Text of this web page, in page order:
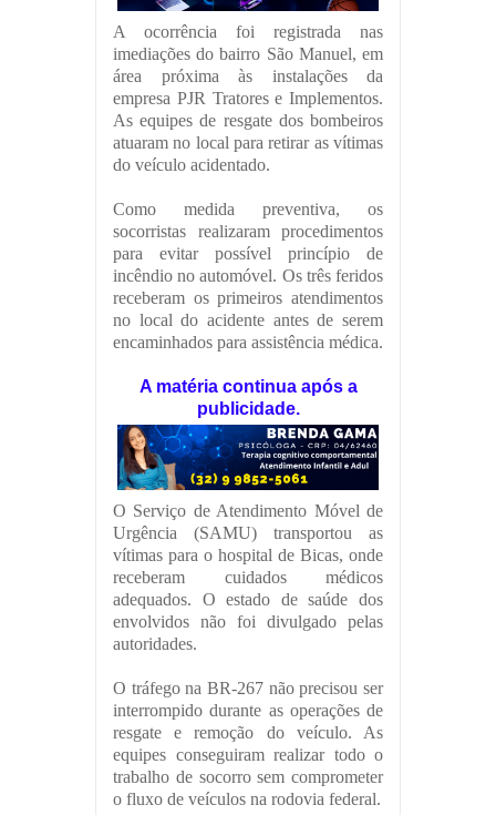
A ocorrência foi registrada nas
imediações do bairro São Manuel, em
área próxima às instalações da
empresa PJR Tratores e Implementos.
As equipes de resgate dos bombeiros
atuaram no local para retirar as vítimas
do veículo acidentado.
Como medida preventiva, os
socorristas realizaram procedimentos
para evitar possível princípio de
incêndio no automóvel. Os três feridos
receberam os primeiros atendimentos
no local do acidente antes de serem
encaminhados para assistência médica.
A matéria continua após a
publicidade.
O Serviço de Atendimento Móvel de
Urgência (SAMU) transportou as
vítimas para o hospital de Bicas, onde
receberam cuidados médicos
adequados. O estado de saúde dos
envolvidos não foi divulgado pelas
autoridades.
O tráfego na BR-267 não precisou ser
interrompido durante as operações de
resgate e remoção do veículo. As
equipes conseguiram realizar todo o
trabalho de socorro sem comprometer
o fluxo de veículos na rodovia federal.